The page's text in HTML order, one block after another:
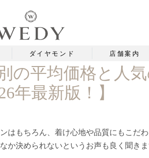
ダイヤモンド 店舗案内
の平均価格と人
年最新版！】
はもちろん、着け心地や品質にもこだ
か決められないというお声も良く聞き